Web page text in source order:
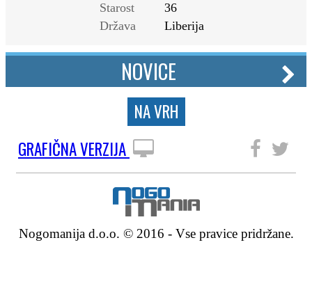
Starost
36
Država
Liberija
NOVICE
NA VRH
GRAFIČNA VERZIJA
Nogomanija d.o.o. © 2016 - Vse pravice pridržane.